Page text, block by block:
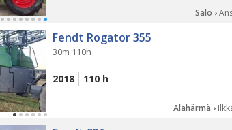
Salo ›
Fendt Rogator 355
30m 110h
2018 110 h
Alahärmä ›